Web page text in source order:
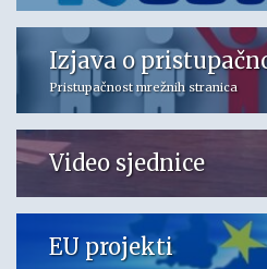
Izjava o
Pristupačnost mrežnih stranica
Video sjednice
EU projekti